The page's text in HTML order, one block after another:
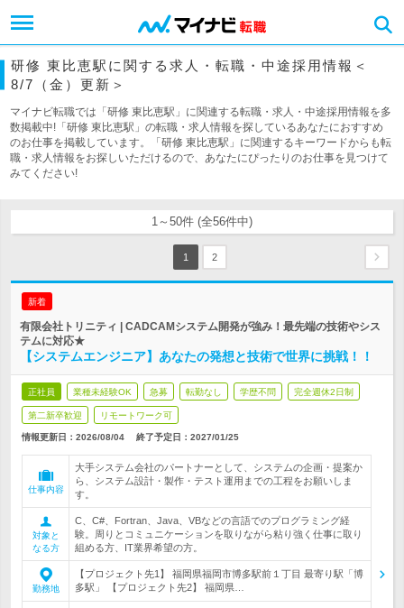
研修 東比恵駅に関する求人・転職・中途採用情報＜
8/7（金）更新＞
マイナビ転職では「研修 東比恵駅」に関連する転職・求人・中途採用情報を多
数掲載中!「研修 東比恵駅」の転職・求人情報を探しているあなたにおすすめ
のお仕事を掲載しています。「研修 東比恵駅」に関連するキーワードからも転
職・求人情報をお探しいただけるので、あなたにぴったりのお仕事を見つけて
みてください!
1～50件 (全56件中)
1 2
新着
有限会社トリニティ | CADCAMシステム開発が強み！最先端の技術やシス
テムに対応★
【システムエンジニア】あなたの発想と技術で世界に挑戦！！
正社員 業種未経験OK 急募 転勤なし 学歴不問 完全週休2日制
第二新卒歓迎 リモートワーク可
情報更新日：2026/08/04 終了予定日： 2027/01/25
仕事内容
大手システム会社のパートナーとして、システムの企画・提案か
ら、システム設計・製作・テスト運用までの工程をお願いしま
す。
対象と
なる方
C、C#、Fortran、Java、VBなどの言語でのプログラミング経
験。周りとコミュニケーションを取りながら粘り強く仕事に取り
組める方、IT業界希望の方。
勤務地
【プロジェクト先1】 福岡県福岡市博多駅前１丁目 最寄り駅「博
多駅」 【プロジェクト先2】 福岡県…